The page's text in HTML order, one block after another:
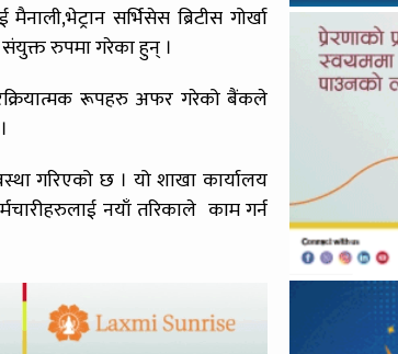
सर्भिसेस ब्रिटीस गोर्खा
रुपमा गरेका हुन् ।
रूपहरु अफर गरेको बैंकले
गरिएको छ । यो शाखा कार्यालय
नयाँ तरिकाले काम गर्न